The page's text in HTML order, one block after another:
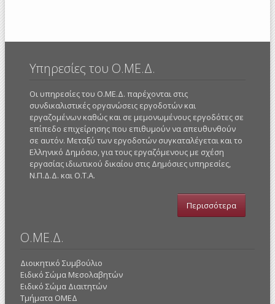
Υπηρεσίες του Ο.ΜΕ.Δ.
Οι υπηρεσίες του Ο.ΜΕ.Δ. παρέχονται στις
συνδικαλιστικές οργανώσεις εργοδοτών και
εργαζομένων καθώς και σε μεμονωμένους εργοδότες σε
επίπεδο επιχείρησης που επιθυμούν να απευθυνθούν
σε αυτόν. Μεταξύ των εργοδοτών συγκαταλέγεται και το
Ελληνικό Δημόσιο, για τους εργαζόμενους με σχέση
εργασίας ιδιωτικού δικαίου στις Δημόσιες υπηρεσίες,
Ν.Π.Δ.Δ. και Ο.Τ.Α.
Περισσότερα
Ο.ΜΕ.Δ.
Διοικητικό Συμβούλιο
Ειδικό Σώμα Μεσολαβητών
Ειδικό Σώμα Διαιτητών
Τμήματα ΟΜΕΔ